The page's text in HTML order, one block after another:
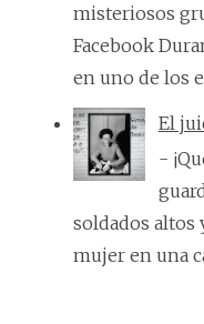
misteriosos
Facebook
en uno de los
El
-
soldados altos
mujer en una